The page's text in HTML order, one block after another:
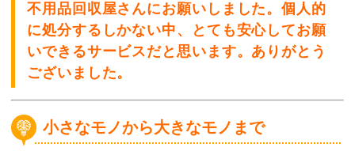
不用品回収屋さんにお願いしました。個人的
に処分するしかない中、とても安心してお願
いできるサービスだと思います。ありがとう
ございました。
小さなモノから大きなモノまで